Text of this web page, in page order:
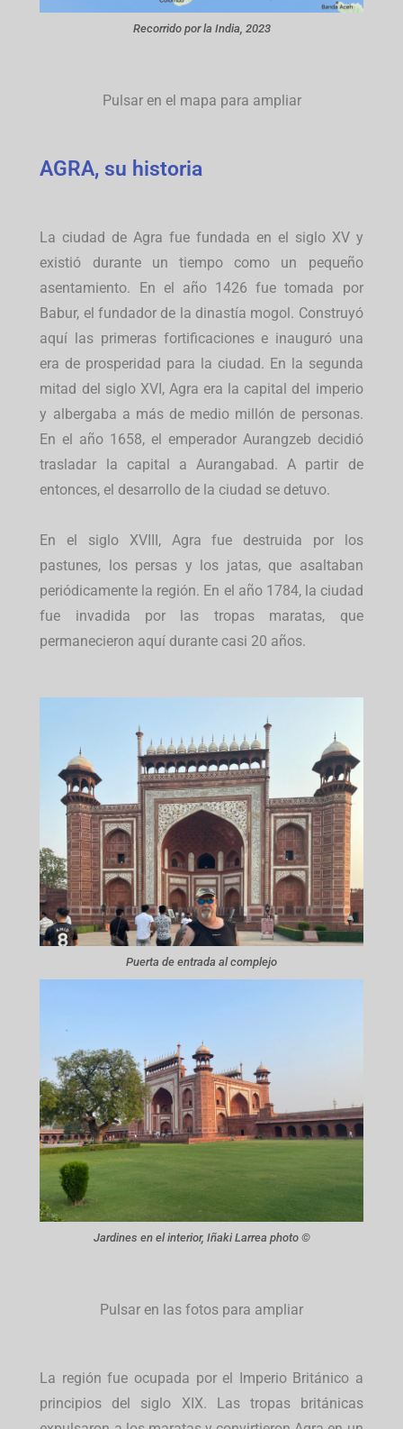
Recorrido por la India, 2023
Pulsar en el mapa para ampliar
AGRA, su historia
La ciudad de Agra fue fundada en el siglo XV y
existió durante un tiempo como un pequeño
asentamiento. En el año 1426 fue tomada por
Babur, el fundador de la dinastía mogol. Construyó
aquí las primeras fortificaciones e inauguró una
era de prosperidad para la ciudad. En la segunda
mitad del siglo XVI, Agra era la capital del imperio
y albergaba a más de medio millón de personas.
En el año 1658, el emperador Aurangzeb decidió
trasladar la capital a Aurangabad. A partir de
entonces, el desarrollo de la ciudad se detuvo.
En el siglo XVIII, Agra fue destruida por los
pastunes, los persas y los jatas, que asaltaban
periódicamente la región. En el año 1784, la ciudad
fue invadida por las tropas maratas, que
permanecieron aquí durante casi 20 años.
Puerta de entrada al complejo
Jardines en el interior, Iñaki Larrea photo ©
Pulsar en las fotos para ampliar
La región fue ocupada por el Imperio Británico a
principios del siglo XIX. Las tropas británicas